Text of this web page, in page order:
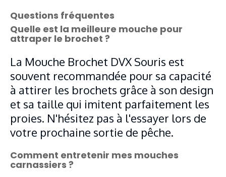
Questions fréquentes
Quelle est la meilleure mouche pour
attraper le brochet ?
La Mouche Brochet DVX Souris est
souvent recommandée pour sa capacité
à attirer les brochets grâce à son design
et sa taille qui imitent parfaitement les
proies. N'hésitez pas à l'essayer lors de
votre prochaine sortie de pêche.
Comment entretenir mes mouches
carnassiers ?